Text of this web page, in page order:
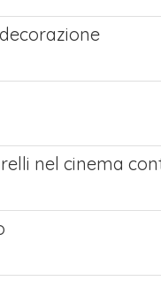
nel cinema